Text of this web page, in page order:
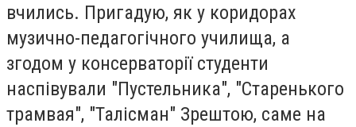
вчились. Пригадую, як у коридорах
музично-педагогічного училища, а
згодом у консерваторії студенти
наспівували "Пустельника", "Старенького
трамвая", "Талісман" Зрештою, саме на